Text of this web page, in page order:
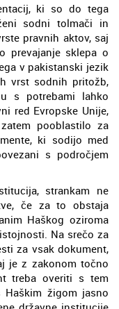
ki so do tega
sodni tolmači in
pravnih aktov, saj
prevajanje sklepa o
v pakistanski jezik
vrst sodnih pritožb,
s potrebami lahko
red Evropske Unije,
pooblastilo za
ki sodijo med
s področjem
strankam ne
če za to obstaja
Haškog oziroma
Na srečo za
za vsak dokument,
je z zakonom točno
treba overiti s tem
žigom jasno